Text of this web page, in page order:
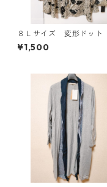
８Ｌサイズ 変形ドッ
柄 ボウタイブラウス
ホワイト KAE-4770
¥1,500